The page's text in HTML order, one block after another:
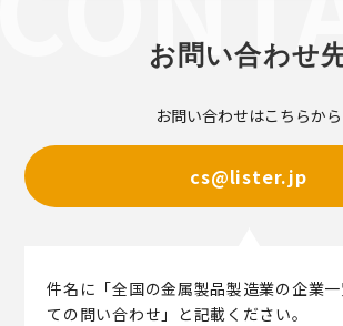
お問い合わせ
お問い合わせはこちらから
cs@lister.jp
件名に「全国の金属製品製造業の企業
ての問い合わせ」と記載ください。